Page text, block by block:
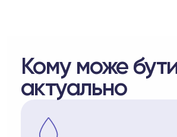
Кому може
актуально